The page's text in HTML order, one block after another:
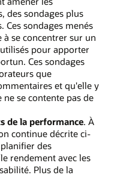
des sondages plus
Ces sondages menés
se concentrer sur un
pour apporter
Ces sondages
que
et qu'elle y
se contente pas de
de la performance. À
continue décrite ci-
des
rendement avec les
Plus de la